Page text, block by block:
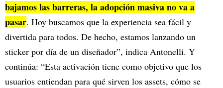
bajamos las barreras, la adopción masiva no va a
pasar. Hoy buscamos que la experiencia sea fácil y
divertida para todos. De hecho, estamos lanzando un
sticker por día de un diseñador”, indica Antonelli. Y
continúa: “Esta activación tiene como objetivo que los
usuarios entiendan para qué sirven los assets, cómo se